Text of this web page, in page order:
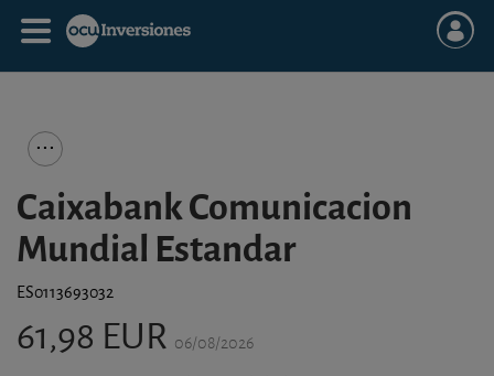
Caixabank Comunicacion
Mundial Estandar
ES0113693032
61,98 EUR 06/08/2026